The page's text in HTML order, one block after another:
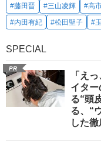
#藤田晋 #三山凌輝 #高
#内田有紀
#松田聖子 #
SPECIAL
PR
「え
イタ
る“頭
る、“
した